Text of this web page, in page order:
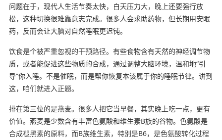
问题在于，现代人生活节奏太快，白天压力大，晚上还要强行放
松，这种切换很难靠意志完成。很多人会求助药物，但长期用安眠
药，反而会让大脑对自然睡眠更迟钝。
饮食是个被严重忽视的干预路径。有些食物含有天然的神经调节物
质，或者能促进这些物质的合成，通过调整大脑环境，温和地“引
导”你入睡。不是催眠，而是帮你恢复本该属于你的睡眠节律。讲到
这，咱们就进入正题。
排在第三位的是燕麦。很多人把它当早餐，其实晚上吃一点，更有
价值。燕麦是少数含有丰富色氨酸和维生素B族的谷物。色氨酸是
合成褪黑素的原料，而B族维生素，特别是B6，是色氨酸转化过程